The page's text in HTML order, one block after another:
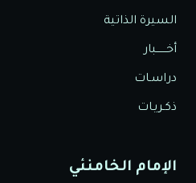
السيرة الذاتية
أخــــــبار
دراسـات
ذكـريـات
الإمام الخامنئي